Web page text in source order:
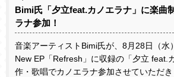
Bimi氏「夕立feat.カノエラナ」に楽曲
ラナ参加！
音楽アーティスト Bimi氏が、 8月 28日（水
New EP 「Refresh 」に収録の「夕立 feat.
作・歌唱でカノエラナ参加させていただき